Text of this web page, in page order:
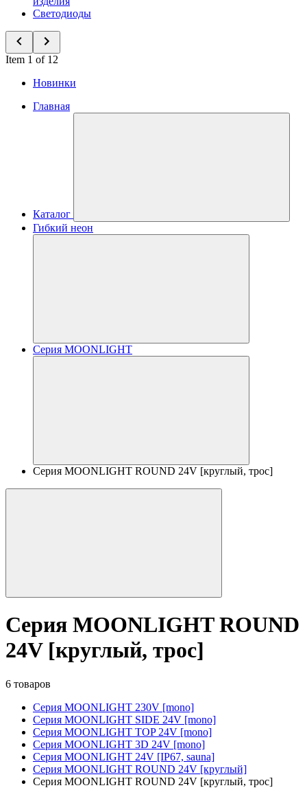
Светодиоды
Item 1 of 12
Новинки
Главная
Каталог
Гибкий неон
Серия MOONLIGHT
Серия MOONLIGHT ROUND 24V [круглый, трос]
Серия MOONLIGHT ROUND
24V [круглый, трос]
6 товаров
Серия MOONLIGHT 230V [mono]
Серия MOONLIGHT SIDE 24V [mono]
Серия MOONLIGHT TOP 24V [mono]
Серия MOONLIGHT 3D 24V [mono]
Серия MOONLIGHT 24V [IP67, sauna]
Серия MOONLIGHT ROUND 24V [круглый]
Серия MOONLIGHT ROUND 24V [круглый, трос]